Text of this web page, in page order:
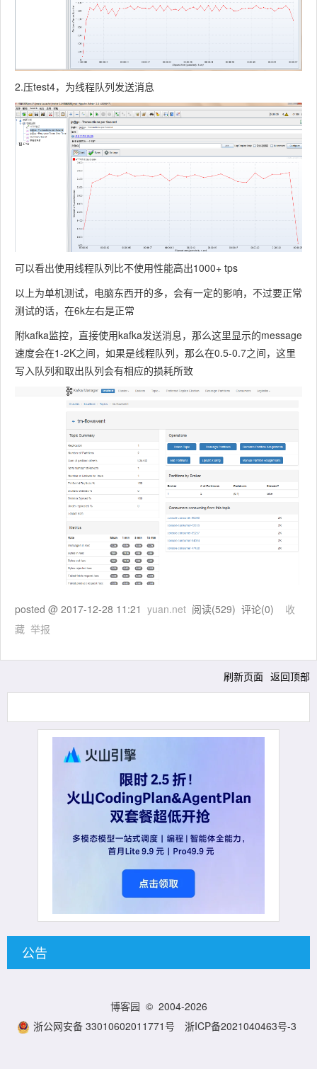
2.压test4，为线程队列发送消息
可以看出使用线程队列比不使用性能高出1000+ tps
以上为单机测试，电脑东西开的多，会有一定的影响，不过要正常
测试的话，在6k左右是正常
附kafka监控，直接使用kafka发送消息，那么这里显示的message
速度会在1-2K之间，如果是线程队列，那么在0.5-0.7之间，这里
写入队列和取出队列会有相应的损耗所致
posted @ 2017-12-28 11:21 yuan.net 阅读(529) 评论(0) 收
藏 举报
刷新页面 返回顶部
公告
博客园 © 2004-2026
浙公网安备 33010602011771号
浙ICP备2021040463号-3